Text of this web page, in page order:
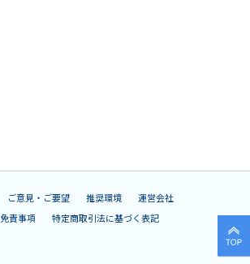
ご意見・ご要望 推奨環境
運営会社
免責事項 特定商取引法に基づく表記